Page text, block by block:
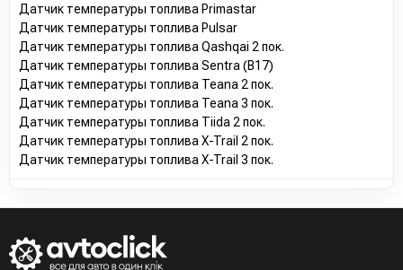
Датчик температуры топлива Primastar
Датчик температуры топлива Pulsar
Датчик температуры топлива Qashqai 2 пок.
Датчик температуры топлива Sentra (B17)
Датчик температуры топлива Teana 2 пок.
Датчик температуры топлива Teana 3 пок.
Датчик температуры топлива Tiida 2 пок.
Датчик температуры топлива X-Trail 2 пок.
Датчик температуры топлива X-Trail 3 пок.